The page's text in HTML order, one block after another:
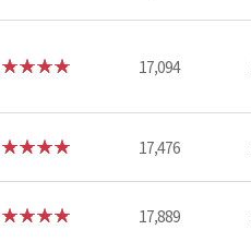
17,094
17,476
17,889